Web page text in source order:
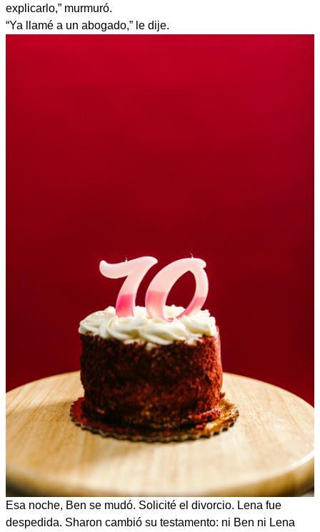
explicarlo,” murmuró.
“Ya llamé a un abogado,” le dije.
Esa noche, Ben se mudó. Solicité el divorcio. Lena fue
despedida. Sharon cambió su testamento: ni Ben ni Lena